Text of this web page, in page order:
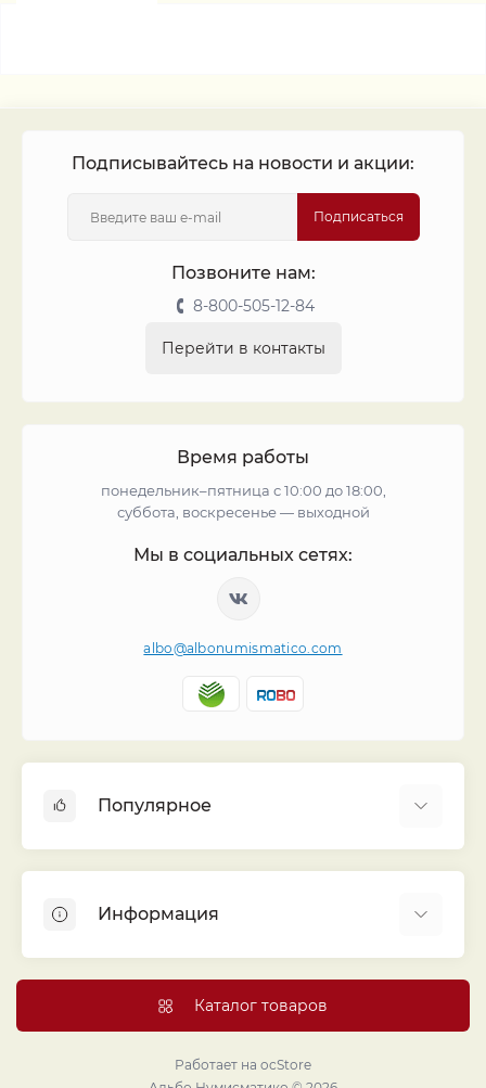
Подписывайтесь на новости и акции:
Подписаться
Позвоните нам:
8-800-505-12-84
Перейти в контакты
Время работы
понедельник–пятница с 10:00 до 18:00,
суббота, воскресенье — выходной
Мы в социальных сетях:
albo@albonumismatico.com
Популярное
Монеты
Банкноты
Листы для монет
Капсулы и холдеры
Проекты издательства
Информация
Договор публичной оферты
Политика конфиденциальности
Каталог товаров
Работает на ocStore